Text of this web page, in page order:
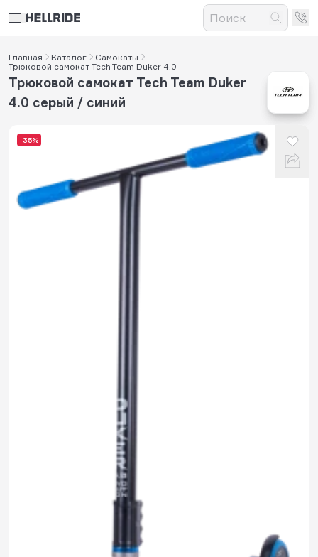
Главная Каталог
Самокаты
Трюковой самокат Tech Team Duker 4.0
-35%
Трюковой самокат Tech Team Duker
4.0 серый / синий